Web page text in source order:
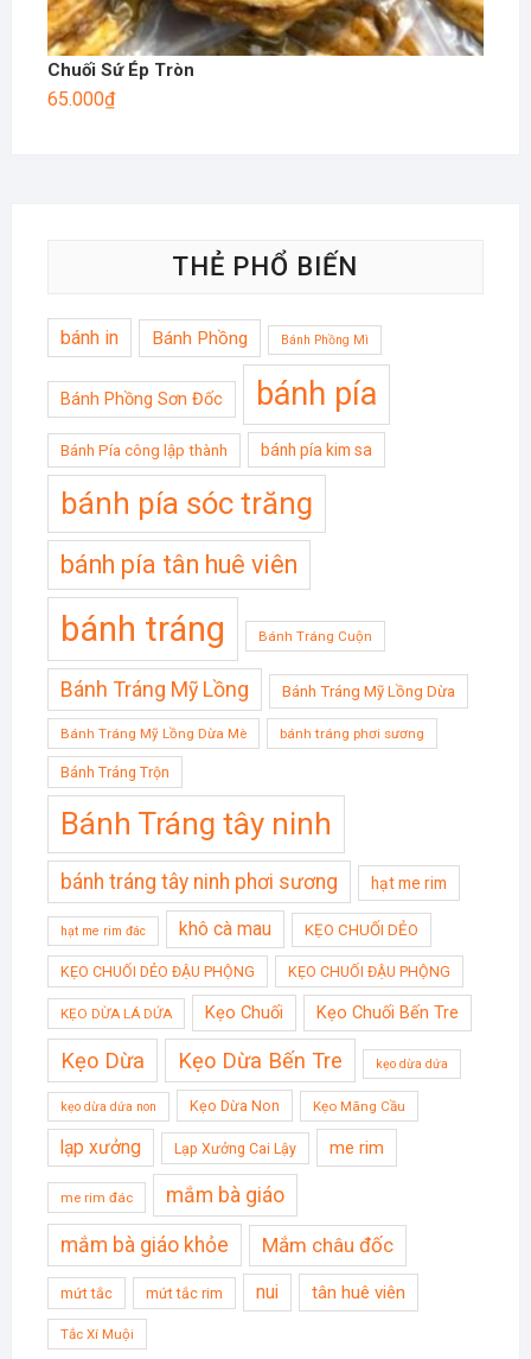
Chuối Sứ Ép Tròn
65.000₫
THẺ PHỔ BIẾN
bánh in Bánh Phồng Bánh Phồng Mì
Bánh Phồng Sơn Đốc bánh pía
Bánh Pía công lập thành bánh pía kim sa
bánh pía sóc trăng
bánh pía tân huê viên
bánh tráng Bánh Tráng Cuộn
Bánh Tráng Mỹ Lồng Bánh Tráng Mỹ Lồng Dừa
Bánh Tráng Mỹ Lồng Dừa Mè bánh tráng phơi sương
Bánh Tráng Trộn
Bánh Tráng tây ninh
bánh tráng tây ninh phơi sương hạt me rim
hạt me rim đác khô cà mau KẸO CHUỐI DẺO
KẸO CHUỐI DẺO ĐẬU PHỘNG KẸO CHUỐI ĐẬU PHỘNG
KẸO DỪA LÁ DỨA Kẹo Chuối Kẹo Chuối Bến Tre
Kẹo Dừa Kẹo Dừa Bến Tre kẹo dừa dứa
kẹo dừa dứa non Kẹo Dừa Non Kẹo Mãng Cầu
lạp xưởng Lạp Xưởng Cai Lậy me rim
me rim đác mắm bà giáo
mắm bà giáo khỏe Mắm châu đốc
mứt tắc mứt tắc rim nui tân huê viên
Tắc Xí Muội